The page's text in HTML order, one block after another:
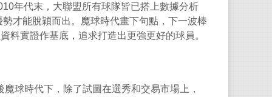
年代末，大聯盟所有球隊皆已搭上數據分析
才能脫穎而出。魔球時代畫下句點，下一波棒
料實證作基底，追求打造出更強更好的球員。
球時代下，除了試圖在選秀和交易市場上，